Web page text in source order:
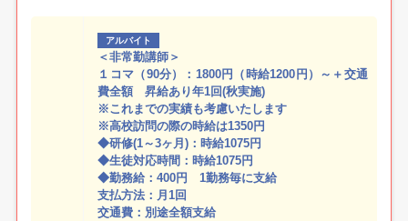
アルバイト
＜非常勤講師＞
１コマ（90分）：1800円（時給1200円）～＋交通
費全額 昇給あり年1回(秋実施)
※これまでの実績も考慮いたします
※高校訪問の際の時給は1350円
◆研修(1～3ヶ月)：時給1075円
◆生徒対応時間：時給1075円
◆勤務給：400円 1勤務毎に支給
支払方法：月1回
交通費：別途全額支給